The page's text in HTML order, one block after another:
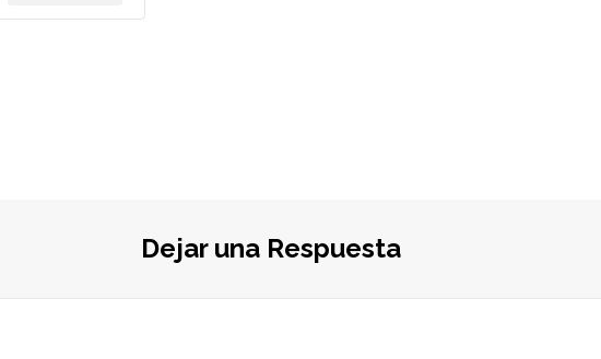
Dejar una Respuesta